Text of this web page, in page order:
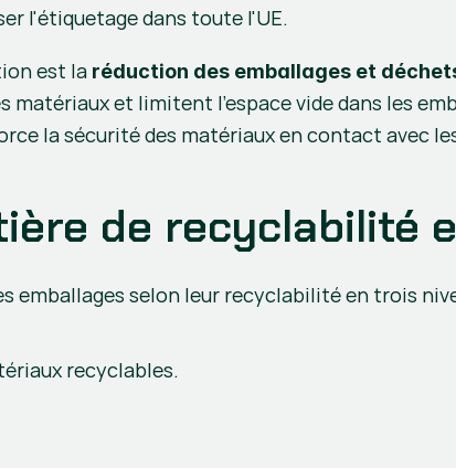
l'étiquetage dans toute l'UE.
est la réduction des emballages et
et limitent l'espace vide dans les
la sécurité des matériaux en contact avec
de recyclabilité
emballages selon leur recyclabilité en trois
recyclables.